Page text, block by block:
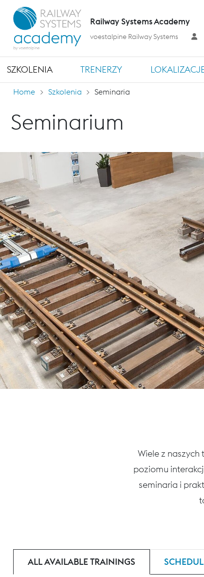
SZKOLENIA TRENERZY
Railway Systems Academy
voestalpine Railway Systems
Home Szkolenia Seminaria
Seminarium
Wiele z
poziomu
seminaria i
ALL AVAILABLE TRAININGS